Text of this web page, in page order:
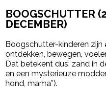
BOOGSCHUTTER
DECEMBER)
Boogschutter-kinderen zijn
ontdekken, bewegen,
Dat betekent dus: zand in
en een mysterieuze
hond, mama”).